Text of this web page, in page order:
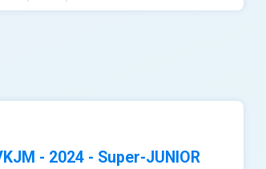
- 2024 - Super-JUNIOR